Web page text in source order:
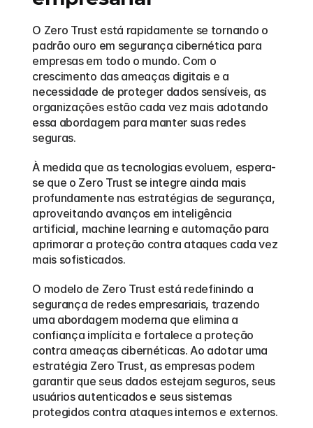
O Zero Trust está rapidamente se tornando o
padrão ouro em segurança cibernética para
empresas em todo o mundo. Com o
crescimento das ameaças digitais e a
necessidade de proteger dados sensíveis, as
organizações estão cada vez mais adotando
essa abordagem para manter suas redes
seguras.
À medida que as tecnologias evoluem, espera-
se que o Zero Trust se integre ainda mais
profundamente nas estratégias de segurança,
aproveitando avanços em inteligência
artificial, machine learning e automação para
aprimorar a proteção contra ataques cada vez
mais sofisticados.
O modelo de Zero Trust está redefinindo a
segurança de redes empresariais, trazendo
uma abordagem moderna que elimina a
confiança implícita e fortalece a proteção
contra ameaças cibernéticas. Ao adotar uma
estratégia Zero Trust, as empresas podem
garantir que seus dados estejam seguros, seus
usuários autenticados e seus sistemas
protegidos contra ataques internos e externos.